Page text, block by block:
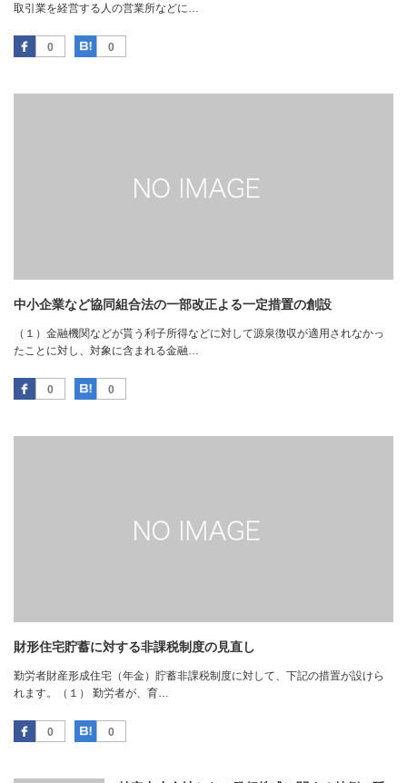
取引業を経営する人の営業所などに…
0
Facebook 0
はてなブックマーク
中小企業など協同組合法の一部改正よる一定措置の創設
（１）金融機関などが貰う利子所得などに対して源泉徴収が適用されなかっ
たことに対し、対象に含まれる金融…
0
Facebook 0
はてなブックマーク
財形住宅貯蓄に対する非課税制度の見直し
勤労者財産形成住宅（年金）貯蓄非課税制度に対して、下記の措置が設けら
れます。（１） 勤労者が、育…
0
Facebook 0
はてなブックマーク